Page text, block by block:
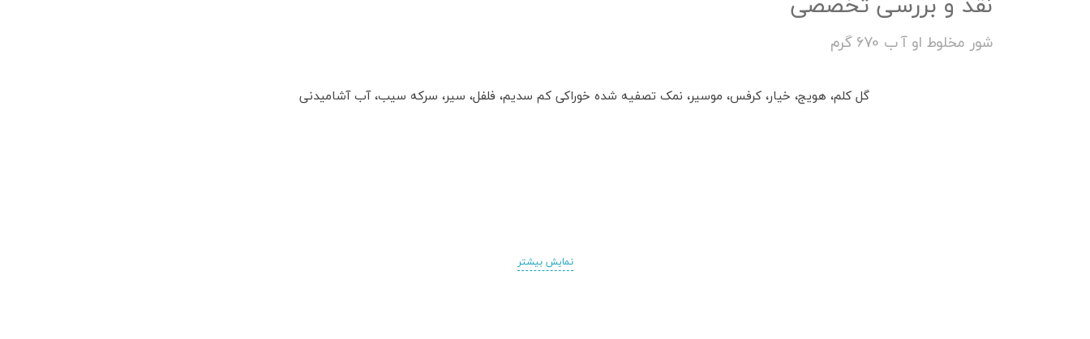
شور مخلوط او آ ب 670 گرم
گل کلم، هویج، خیار، کرفس، موسیر، نمک تصفیه شده خوراکی کم سدیم، فلفل، سیر، سرکه سیب، آب آشامیدنی
نمایش بیشتر